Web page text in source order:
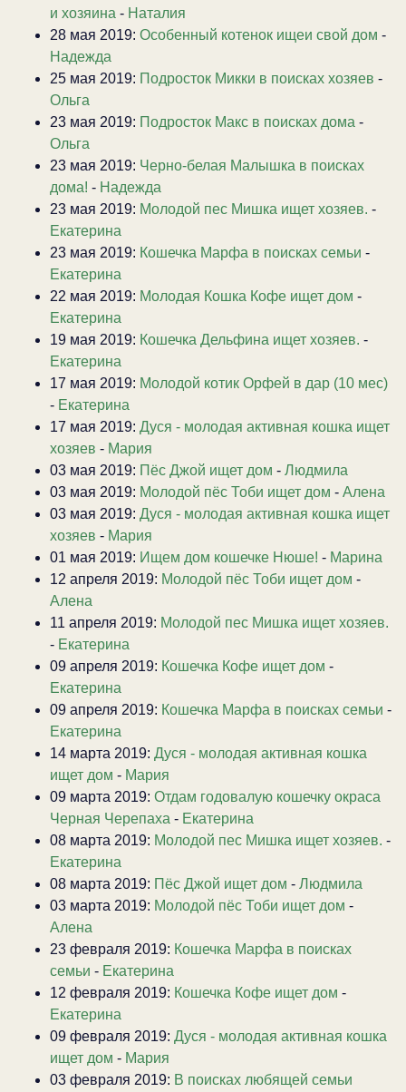
и хозяина - Наталия
28 мая 2019: Особенный котенок ищеи свой дом -
Надежда
25 мая 2019: Подросток Микки в поисках хозяев -
Ольга
23 мая 2019: Подросток Макс в поисках дома -
Ольга
23 мая 2019: Черно-белая Малышка в поисках
дома! - Надежда
23 мая 2019: Молодой пес Мишка ищет хозяев. -
Екатерина
23 мая 2019: Кошечка Марфа в поисках семьи -
Екатерина
22 мая 2019: Молодая Кошка Кофе ищет дом -
Екатерина
19 мая 2019: Кошечка Дельфина ищет хозяев. -
Екатерина
17 мая 2019: Молодой котик Орфей в дар (10 мес)
- Екатерина
17 мая 2019: Дуся - молодая активная кошка ищет
хозяев - Мария
03 мая 2019: Пёс Джой ищет дом - Людмила
03 мая 2019: Молодой пёс Тоби ищет дом - Алена
03 мая 2019: Дуся - молодая активная кошка ищет
хозяев - Мария
01 мая 2019: Ищем дом кошечке Нюше! - Марина
12 апреля 2019: Молодой пёс Тоби ищет дом -
Алена
11 апреля 2019: Молодой пес Мишка ищет хозяев.
- Екатерина
09 апреля 2019: Кошечка Кофе ищет дом -
Екатерина
09 апреля 2019: Кошечка Марфа в поисках семьи -
Екатерина
14 марта 2019: Дуся - молодая активная кошка
ищет дом - Мария
09 марта 2019: Отдам годовалую кошечку окраса
Черная Черепаха - Екатерина
08 марта 2019: Молодой пес Мишка ищет хозяев. -
Екатерина
08 марта 2019: Пёс Джой ищет дом - Людмила
03 марта 2019: Молодой пёс Тоби ищет дом -
Алена
23 февраля 2019: Кошечка Марфа в поисках
семьи - Екатерина
12 февраля 2019: Кошечка Кофе ищет дом -
Екатерина
09 февраля 2019: Дуся - молодая активная кошка
ищет дом - Мария
03 февраля 2019: В поисках любящей семьи